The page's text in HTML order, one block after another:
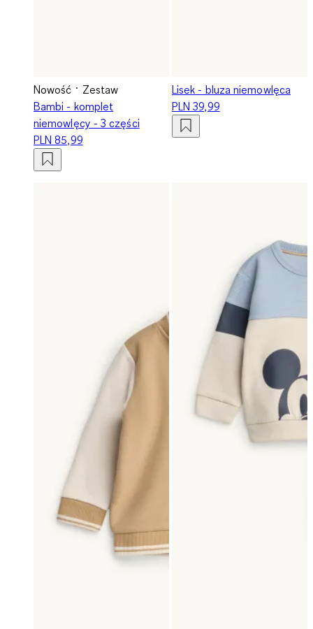
Nowość
Zestaw
Bambi - komplet
niemowlęcy - 3 części
PLN 85,99
Lisek - bluza niemowlęca
PLN 39,99